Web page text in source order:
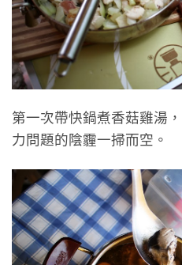
第一次帶快鍋煮香菇雞湯
力問題的陰霾一掃而空。